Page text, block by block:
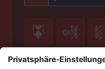
 
 